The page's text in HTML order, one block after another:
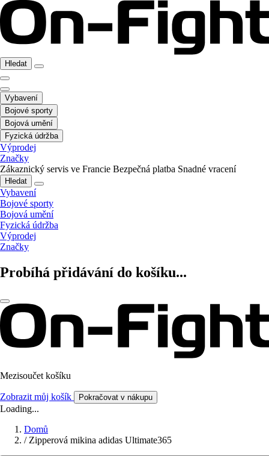
Hledat
Vybavení
Bojové sporty
Bojová umění
Fyzická údržba
Výprodej
Značky
Zákaznický servis ve Francie Bezpečná platba Snadné vracení
Hledat
Vybavení
Bojové sporty
Bojová umění
Fyzická údržba
Výprodej
Značky
Probíhá přidávání do košíku...
Mezisoučet košíku
Zobrazit můj košík Pokračovat v nákupu
Loading...
Domů
/ Zipperová mikina adidas Ultimate365